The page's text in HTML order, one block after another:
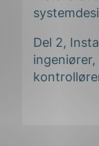
Del 2,